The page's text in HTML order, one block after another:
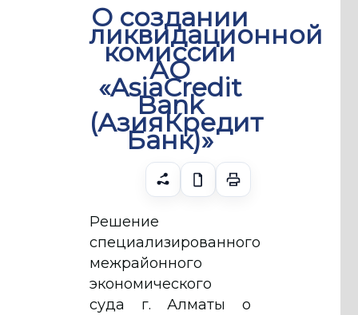
О создании
ликвидационной
комиссии
АО
«AsiaCredit
Bank
(АзияКредит
Банк)»
Решение
специализированного
межрайонного
экономического
суда г. Алматы о